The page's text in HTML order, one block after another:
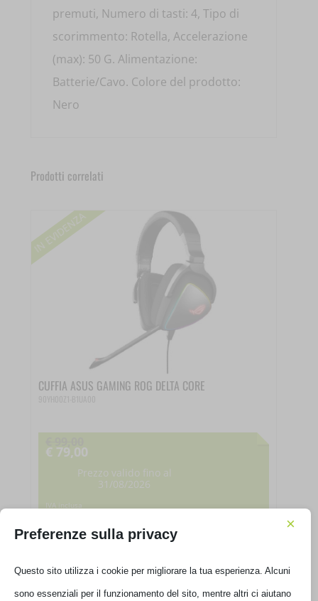
premuti, Numero di tasti: 4, Tipo di
scorimmento: Rotella, Accelerazione
(max): 50 G. Alimentazione:
Batterie/Cavo. Colore del prodotto:
Nero
Prodotti correlati
CUFFIA ASUS GAMING ROG DELTA CORE
Il
era:
€ 79,00
Prezzo valido fino al
31/08/2026
Il
attuale
€ 79,00.
IVA inclusa
Preferenze sulla privacy
×
Questo sito utilizza i cookie per migliorare la tua esperienza. Alcuni
sono essenziali per il funzionamento del sito, mentre altri ci aiutano